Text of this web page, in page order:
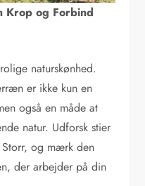
Krop og Forbind
naturskønhed.
er ikke kun en
også en måde at
natur. Udforsk stier
og mærk den
der arbejder på din